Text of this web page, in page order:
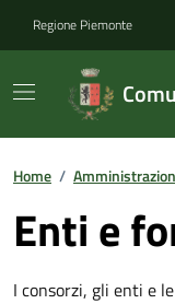
Regione Piemonte
Home /
Enti e
I consorzi, gli enti e